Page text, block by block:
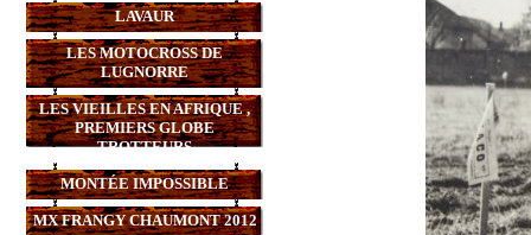
LAVAUR
LES MOTOCROSS DE
LUGNORRE
LES VIEILLES EN AFRIQUE ,
PREMIERS GLOBE
TROTTEURS
MONTÉE IMPOSSIBLE
MX FRANGY CHAUMONT 2012